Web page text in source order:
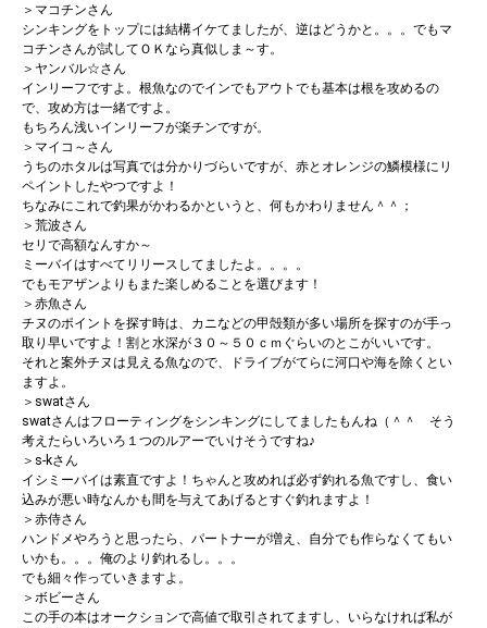
＞マコチンさん
シンキングをトップには結構イケてましたが、逆はどうかと。。。でもマ
コチンさんが試してＯＫなら真似しま～す。
＞ヤンバル☆さん
インリーフですよ。根魚なのでインでもアウトでも基本は根を攻めるの
で、攻め方は一緒ですよ。
もちろん浅いインリーフが楽チンですが。
＞マイコ～さん
うちのホタルは写真では分かりづらいですが、赤とオレンジの鱗模様にリ
ペイントしたやつですよ！
ちなみにこれで釣果がかわるかというと、何もかわりません＾＾；
＞荒波さん
セリで高額なんすか～
ミーバイはすべてリリースしてましたよ。。。。
でもモアザンよりもまた楽しめることを選びます！
＞赤魚さん
チヌのポイントを探す時は、カニなどの甲殻類が多い場所を探すのが手っ
取り早いですよ！割と水深が３０～５０ｃｍぐらいのとこがいいです。
それと案外チヌは見える魚なので、ドライブがてらに河口や海を除くとい
ますよ。
＞swatさん
swatさんはフローティングをシンキングにしてましたもんね（＾＾ そう
考えたらいろいろ１つのルアーでいけそうですね♪
＞s-kさん
イシミーバイは素直ですよ！ちゃんと攻めれば必ず釣れる魚ですし、食い
込みが悪い時なんかも間を与えてあげるとすぐ釣れますよ！
＞赤侍さん
ハンドメやろうと思ったら、パートナーが増え、自分でも作らなくてもい
いかも。。。俺のより釣れるし。。。
でも細々作っていきますよ。
＞ボビーさん
この手の本はオークションで高値で取引されてますし、いらなければ私が